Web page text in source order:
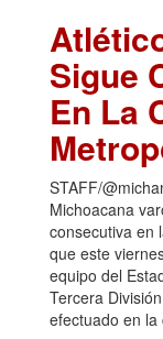
Sigue
En La
STAFF/
Michoacana
consecutiva en
que este
equipo del
Tercera
efectuado en